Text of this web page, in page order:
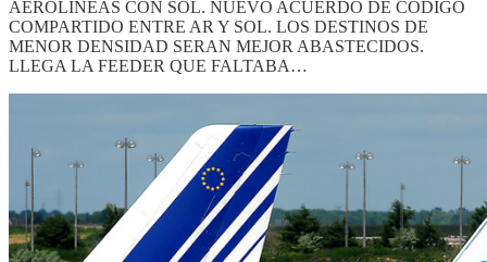
AEROLINEAS CON SOL. NUEVO ACUERDO DE CODIGO
COMPARTIDO ENTRE AR Y SOL. LOS DESTINOS DE
MENOR DENSIDAD SERAN MEJOR ABASTECIDOS.
LLEGA LA FEEDER QUE FALTABA…